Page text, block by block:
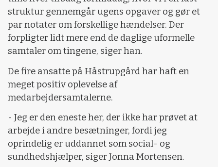
struktur gennemgår ugens opgaver og gør et
par notater om forskellige hændelser. Der
forpligter lidt mere end de daglige uformelle
samtaler om tingene, siger han.
De fire ansatte på Håstrupgård har haft en
meget positiv oplevelse af
medarbejdersamtalerne.
- Jeg er den eneste her, der ikke har prøvet at
arbejde i andre besætninger, fordi jeg
oprindelig er uddannet som social- og
sundhedshjælper, siger Jonna Mortensen.